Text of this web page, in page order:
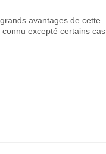
avantages de cette
excepté certains cas